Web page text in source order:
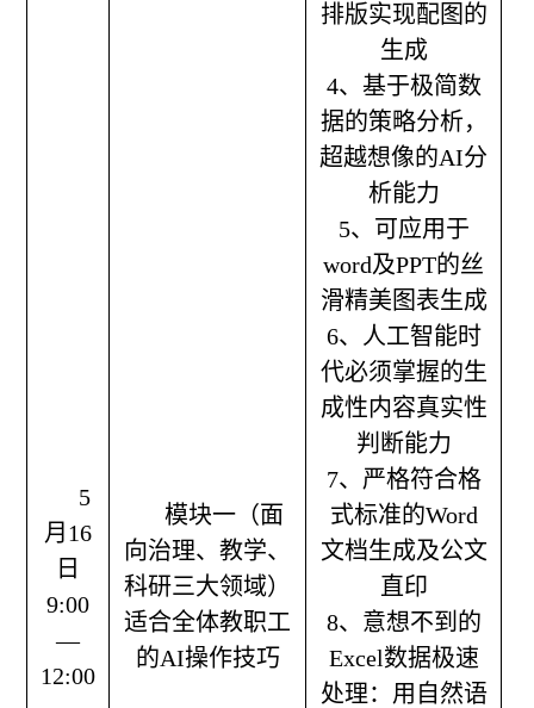
5
月16
日
9:00
—
12:00
模块一（面
向治理、教学、
科研三大领域）
适合全体教职工
的AI操作技巧
排版实现配图的
生成
4、基于极简数
据的策略分析，
超越想像的AI分
析能力
5、可应用于
word及PPT的丝
滑精美图表生成
6、人工智能时
代必须掌握的生
成性内容真实性
判断能力
7、严格符合格
式标准的Word
文档生成及公文
直印
8、意想不到的
Excel数据极速
处理：用自然语